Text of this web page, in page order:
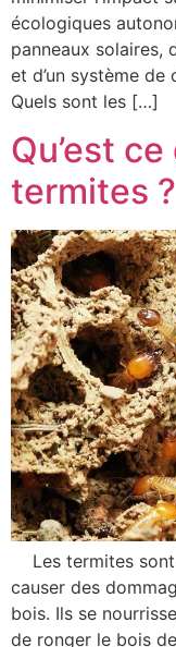
écologiques
panneaux solaires,
et d’un système
Quels sont les […]
Qu’est
termites ?
Les termites sont
causer des
bois. Ils se
de ronger le bois